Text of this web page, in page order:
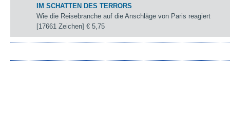
IM SCHATTEN DES TERRORS
Wie die Reisebranche auf die Anschläge von Paris reagiert
[17661 Zeichen]€ 5,75